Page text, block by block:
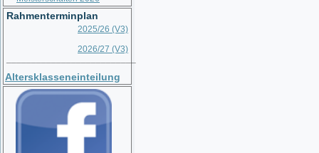
Rahmenterminplan
2025/26 (V3)
2026/27 (V3)
Altersklasseneinteilung